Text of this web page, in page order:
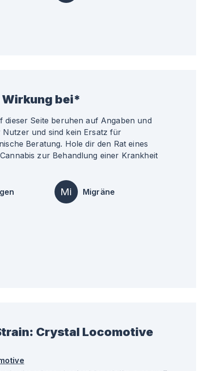
bei*
dieser Seite beruhen auf Angaben und
und sind kein Ersatz für
Beratung. Hole dir den Rat eines
zur Behandlung einer Krankheit
Mi Migräne
Crystal Locomotive